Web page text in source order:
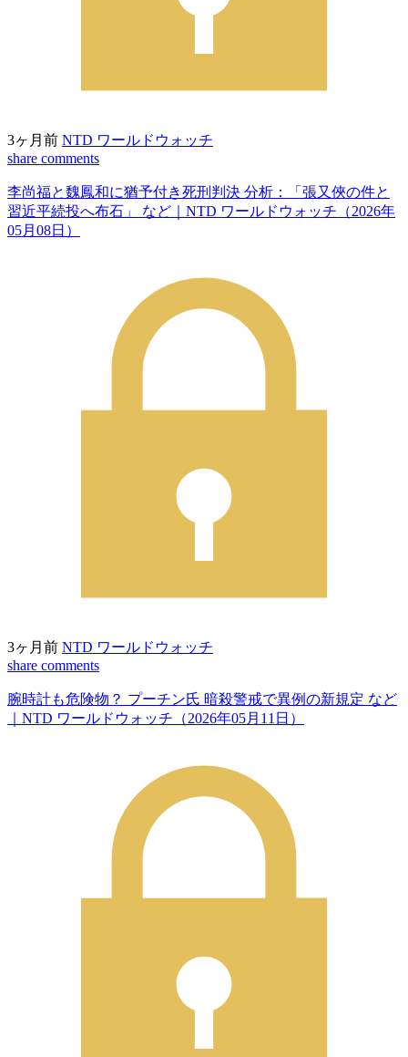
3ヶ月前 NTD ワールドウォッチ
share comments
李尚福と魏鳳和に猶予付き死刑判決 分析：「張又俠の件と
習近平続投へ布石」 など｜NTD ワールドウォッチ（2026年
05月08日）
3ヶ月前 NTD ワールドウォッチ
share comments
腕時計も危険物？ プーチン氏 暗殺警戒で異例の新規定 など
｜NTD ワールドウォッチ（2026年05月11日）